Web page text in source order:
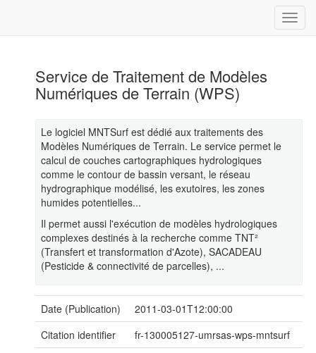
Service de Traitement de Modèles
Numériques de Terrain (WPS)
Le logiciel MNTSurf est dédié aux traitements des
Modèles Numériques de Terrain. Le service permet le
calcul de couches cartographiques hydrologiques
comme le contour de bassin versant, le réseau
hydrographique modélisé, les exutoires, les zones
humides potentielles...
Il permet aussi l'exécution de modèles hydrologiques
complexes destinés à la recherche comme TNT²
(Transfert et transformation d'Azote), SACADEAU
(Pesticide & connectivité de parcelles), ...
Date (Publication)
2011-03-01T12:00:00
Citation identifier
fr-130005127-umrsas-wps-mntsurf